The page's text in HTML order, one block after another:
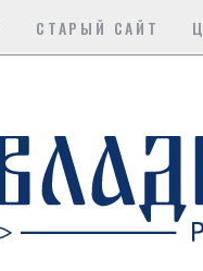
СТАРЫЙ САЙТ